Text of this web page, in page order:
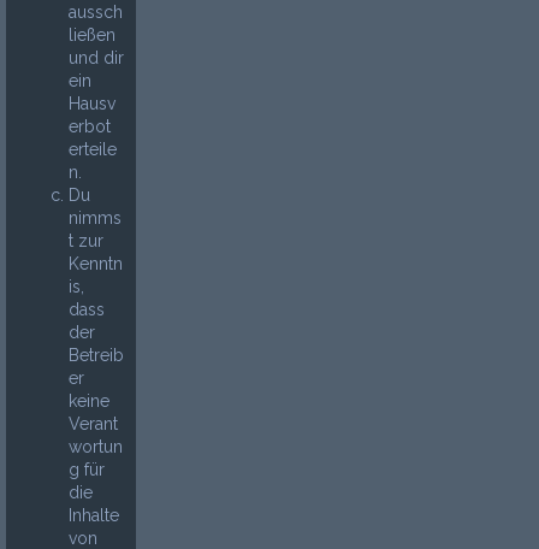
aussch
ließen
und dir
ein
Hausv
erbot
erteile
n.
Du
nimms
t zur
Kenntn
is,
dass
der
Betreib
er
keine
Verant
wortun
g für
die
Inhalte
von